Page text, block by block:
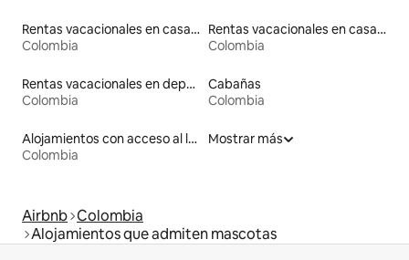
Rentas vacacionales en casas de huéspedes
Colombia
Rentas vacacionales en casas con inodoro de altura accesible
Colombia
Rentas vacacionales en departamentos con cama de altura accesible
Colombia
Cabañas
Colombia
Alojamientos con acceso al lago
Colombia
Mostrar más
Airbnb Colombia
Alojamientos que admiten mascotas